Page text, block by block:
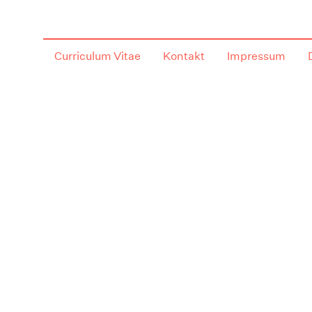
Curriculum Vitae Kontakt Impressum